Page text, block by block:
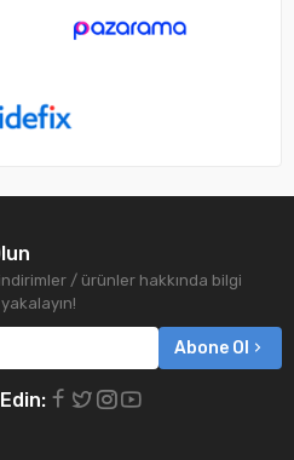
/ ürünler hakkında bilgi
Abone Ol